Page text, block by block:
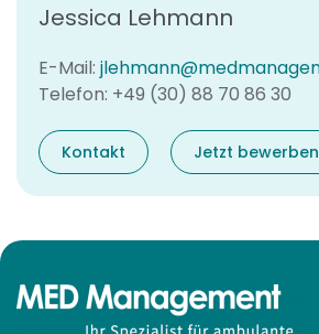
Jessica Lehmann
E-Mail:
Telefon: +49 (30) 88 70 86 30
Kontakt Jetzt bewerben